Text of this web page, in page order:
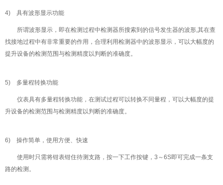
4) 具有波形显示功能
所谓波形显示，即在检测过程中检测器所搜索到的信号发生器的波形,其在查
找接地过程中有非常重要的作用，合理利用检测器中的波形显示，可以大幅度的
提升设备的检测范围与检测精度以判断的准确度。
5) 多量程转换功能
仪表具有多量程转换功能，在测试过程可以转换不同量程，可以大幅度的提
升设备的检测范围与检测精度以判断的准确度。
6) 操作简单，使用方便、快速
使用时只需将钳表钳住待测支路，按一下工作按键，3～6S即可完成一条支
路的检测。